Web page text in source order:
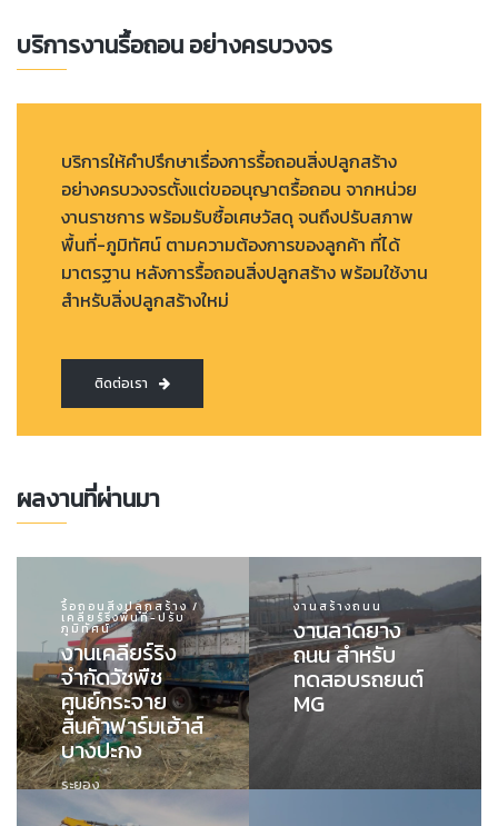
บริการงานรื้อถอน อย่างครบวงจร
บริการให้คำปรึกษาเรื่องการรื้อถอนสิ่งปลูกสร้าง
อย่างครบวงจรตั้งแต่ขออนุญาตรื้อถอน จากหน่วย
งานราชการ พร้อมรับซื้อเศษวัสดุ จนถึงปรับสภาพ
พื้นที่-ภูมิทัศน์ ตามความต้องการของลูกค้า ที่ได้
มาตรฐาน หลังการรื้อถอนสิ่งปลูกสร้าง พร้อมใช้งาน
สำหรับสิ่งปลูกสร้างใหม่
ติดต่อเรา
ผลงานที่ผ่านมา
รื้อถอนสิ่งปลูกสร้าง /
เคลียร์ริ่งพื้นที่-ปรับ
ภูมิทัศน์
งานเคลียร์ริง
จำกัดวัชพืช
ศูนย์กระจาย
สินค้าฟาร์มเฮ้าส์
บางปะกง
ระยอง
งานสร้างถนน
งานลาดยาง
ถนน สำหรับ
ทดสอบรถยนต์
MG